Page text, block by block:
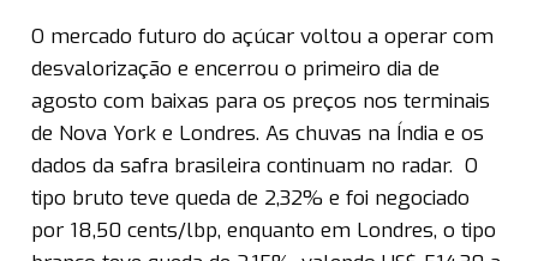
O mercado futuro do açúcar voltou a operar com
desvalorização e encerrou o primeiro dia de
agosto com baixas para os preços nos terminais
de Nova York e Londres. As chuvas na Índia e os
dados da safra brasileira continuam no radar. O
tipo bruto teve queda de 2,32% e foi negociado
por 18,50 cents/lbp, enquanto em Londres, o tipo